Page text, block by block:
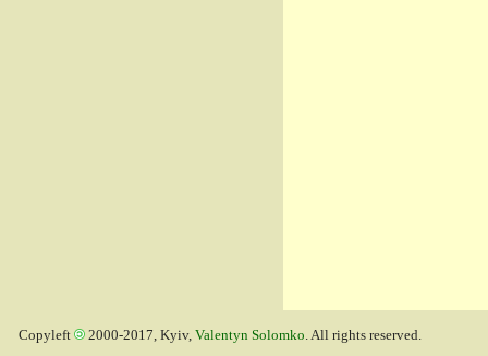
Copyleft 2000-2017, Kyiv, Valentyn Solomko. All rights reserved.